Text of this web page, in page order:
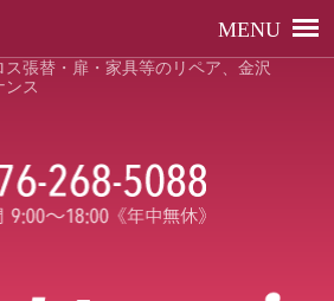
張替・扉・家具等のリペア、金沢
ンス